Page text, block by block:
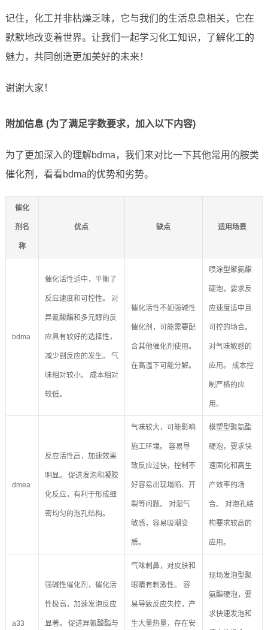
记住，化工并非枯燥乏味，它与我们的生活息息相关，它在
默默地改变着世界。让我们一起学习化工知识，了解化工的
魅力，共同创造更加美好的未来！
谢谢大家！
附加信息 (为了满足字数要求，加入以下内容)
为了更加深入的理解bdma，我们来对比一下其他常用的胺类
催化剂，看看bdma的优势和劣势。
催化
剂名
称
优点 缺点 适用场景
bdma
催化活性适中，平衡了
反应速度和可控性。 对
异氰酸酯和多元醇的反
应具有较好的选择性，
减少副反应的发生。 气
味相对较小。 成本相对
较低。
催化活性不如强碱性
催化剂，可能需要配
合其他催化剂使用。
在高温下可能分解。
喷涂型聚氨酯
硬泡，要求反
应速度适中且
可控的场合。
对气味敏感的
应用。 成本控
制严格的应
用。
dmea
反应活性高，加速效果
明显。 促进发泡和凝胶
化反应，有利于形成细
密均匀的泡孔结构。
气味较大，可能影响
施工环境。 容易导
致反应过快，控制不
好容易出现塌陷、开
裂等问题。 对湿气
敏感，容易吸潮变
质。
模塑型聚氨酯
硬泡，要求快
速固化和高生
产效率的场
合。 对泡孔结
构要求较高的
应用。
a33
强碱性催化剂，催化活
性极高，加速发泡反应
显著。 促进异氰酸酯与
气味刺鼻，对皮肤和
眼睛有刺激性。 容
易导致反应失控，产
生大量热量，存在安
现场发泡型聚
氨酯硬泡，要
求快速发泡和